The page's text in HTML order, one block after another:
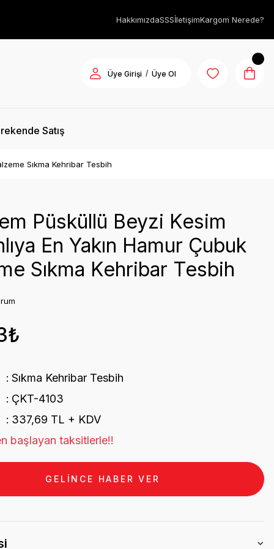
HakkımızdaSSSİletişimKargom Nerede?
Üye Girişi / Üye Ol
Satış
Sıkma Kehribar Tesbih
Püsküllü Beyzi Kesim
En Yakın Hamur Çubuk
Sıkma Kehribar Tesbih
Sıkma Kehribar Tesbih
ÇKT-4103
337,69 TL + KDV
başlayan taksitlerle!!
GELİNCE HABER VER